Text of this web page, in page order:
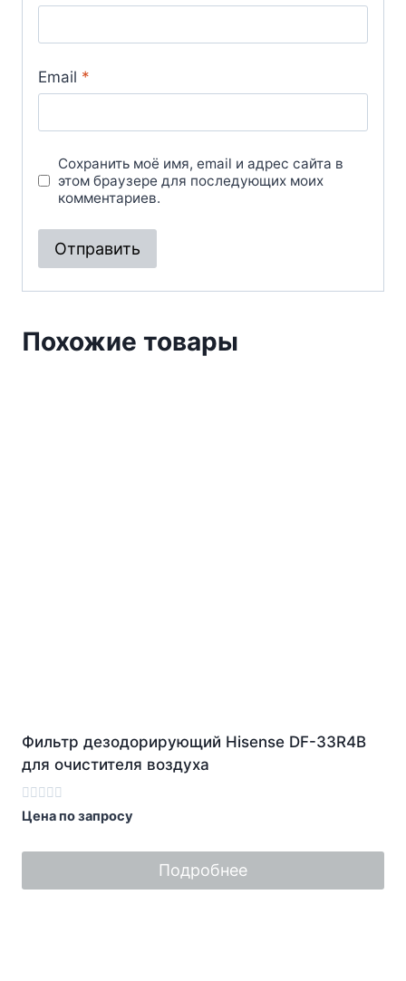
Email *
Сохранить моё имя, email и адрес сайта в
этом браузере для последующих моих
комментариев.
Похожие товары
Фильтр дезодорирующий Hisense DF-33R4B
для очистителя воздуха
Оценка
0
5
Цена по запросу
Подробнее